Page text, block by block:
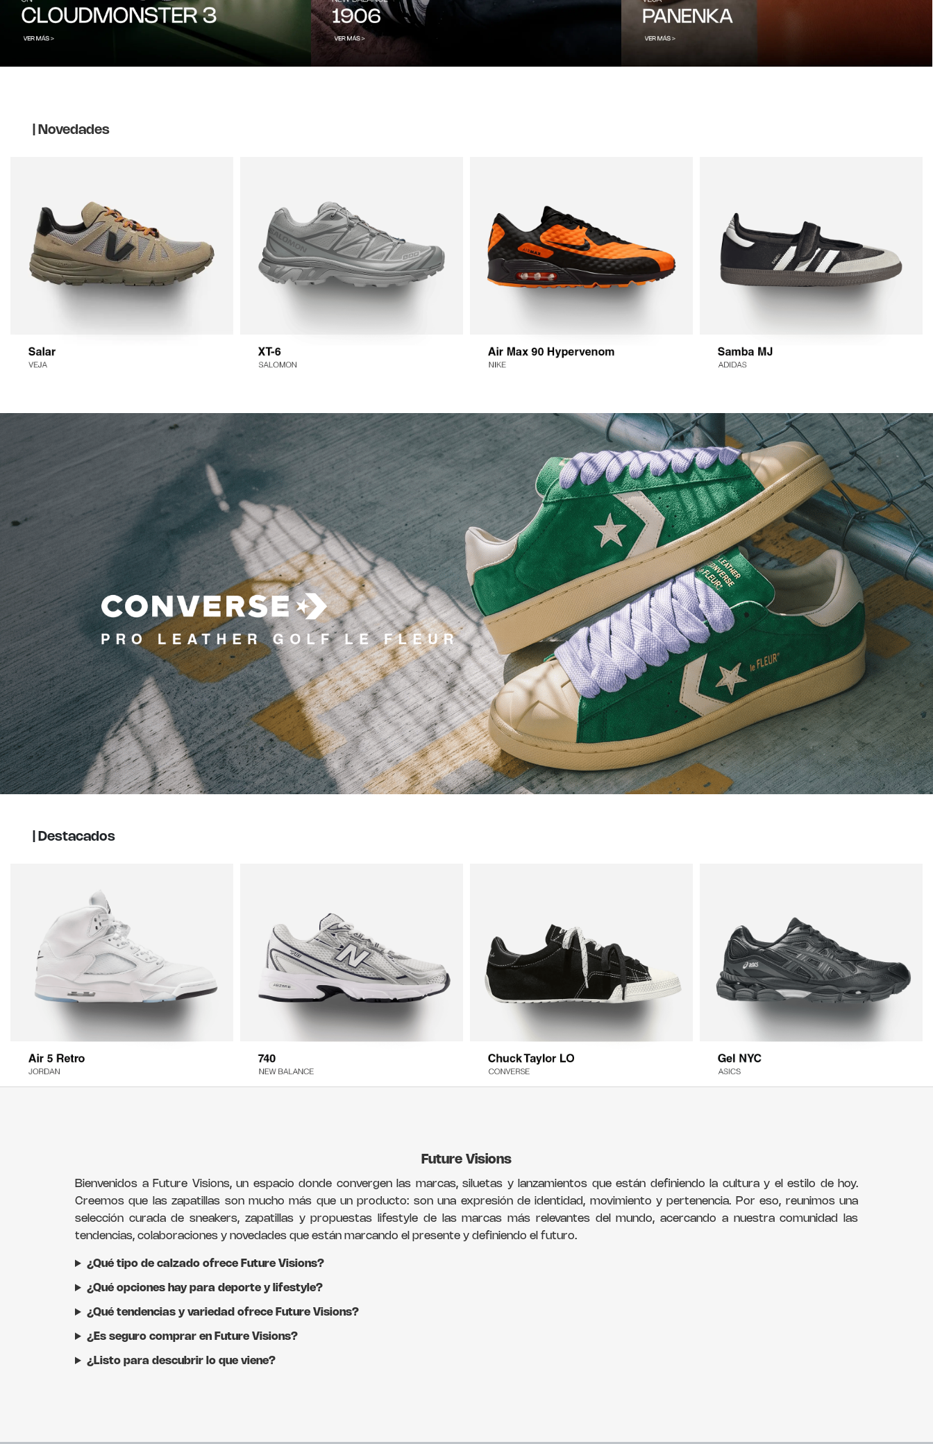
| Novedades
| Destacados
Future Visions
Bienvenidos a Future Visions, un espacio donde convergen las marcas, siluetas y lanzamientos que están definiendo la cultura y el estilo de hoy.
Creemos que las zapatillas son mucho más que un producto: son una expresión de identidad, movimiento y pertenencia. Por eso, reunimos una
selección curada de sneakers, zapatillas y propuestas lifestyle de las marcas más relevantes del mundo, acercando a nuestra comunidad las
tendencias, colaboraciones y novedades que están marcando el presente y definiendo el futuro.
¿Qué tipo de calzado ofrece Future Visions?
¿Qué opciones hay para deporte y lifestyle?
¿Qué tendencias y variedad ofrece Future Visions?
¿Es seguro comprar en Future Visions?
¿Listo para descubrir lo que viene?